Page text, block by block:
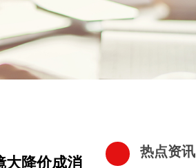
大降价成消
热点资讯